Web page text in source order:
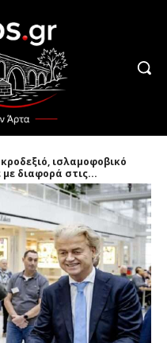
ισλαμοφοβικό
με διαφορά στις...